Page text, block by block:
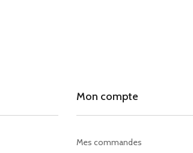
Mon compte
Mes commandes